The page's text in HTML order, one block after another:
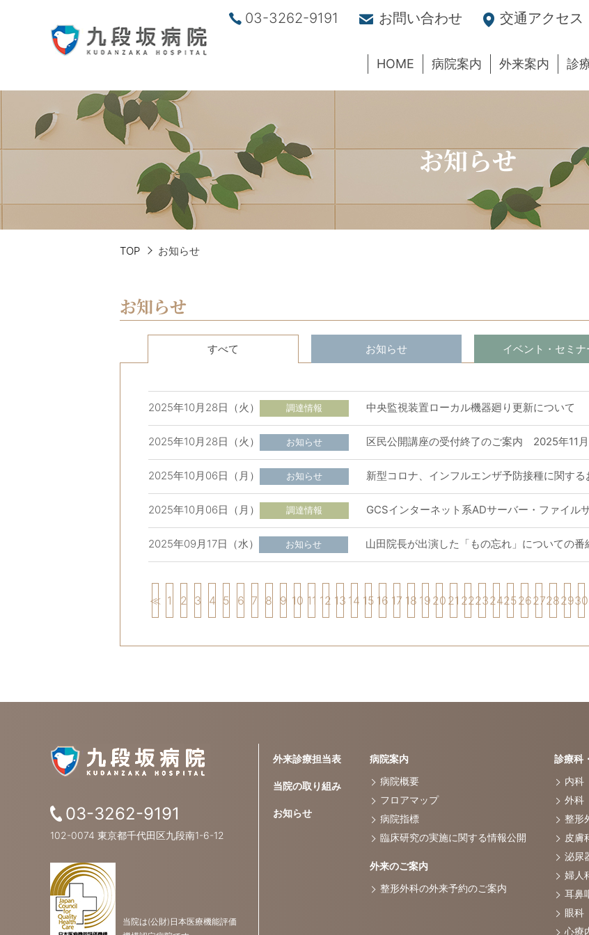
03-3262-9191 お問い合わせ 交通アクセス
HOME 病院案内 外来案内 診
お知らせ
TOP お知らせ
お知らせ
すべて お知らせ イベント・セミナ
2025年10月28日（火） 調達情報 中央監視装置ローカル機器廻り更新について
2025年10月28日（火） お知らせ 区民公開講座の受付終了のご案内 2025年11
2025年10月06日（月） お知らせ 新型コロナ、インフルエンザ予防接種に関する
2025年10月06日（月） 調達情報 GCSインターネット系ADサーバー・ファイル
2025年09月17日（水） お知らせ 山田院長が出演した「もの忘れ」についての
≪ 1 2 3 4 5 6 7 8 9 10 11 12 13 14 15 16 17 18 19 20 21 222324252627282930
03-3262-9191
102-0074 東京都千代田区九段南1-6-12
当院は(公財)日本医療機能評価
外来診療担当表
当院の取り組み
お知らせ
病院案内
病院概要
フロアマップ
病院指標
臨床研究の実施に関する情報公開
外来のご案内
整形外科の外来予約のご案内
診療科
内科
外科
整形
皮膚
泌尿
婦人
耳鼻
眼科
心療